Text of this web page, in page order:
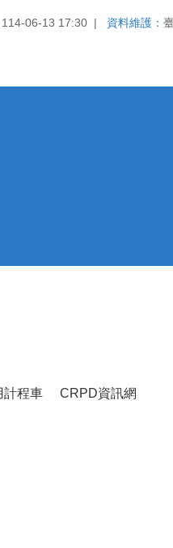
114-06-13 17:30 資料維護：
計程車 CRPD資訊網